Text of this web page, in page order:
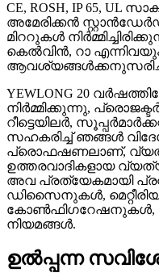
CE, ROSH, IP 65, UL
അമേരിക്കൻ
മിററുകൾ
കെൽവിൻ, റാ
ആവശ്യങ്ങൾക്കനുസരിച്ച്
YEWLONG 20
നിർമ്മിക്കുന്നു,
റീട്ടെയിലർ,
സഹകരിച്ച് ഞങ്ങൾ
പ്രൊഫഷണലാണ്,
ഉത്തരവാദികളായ
അവ പ്രത്യേകമായി
ഡിസൈനുകൾ,
കോൺഫിഗറേഷനുകൾ,
നിയമങ്ങൾ.
ഉൽപ്പന്ന